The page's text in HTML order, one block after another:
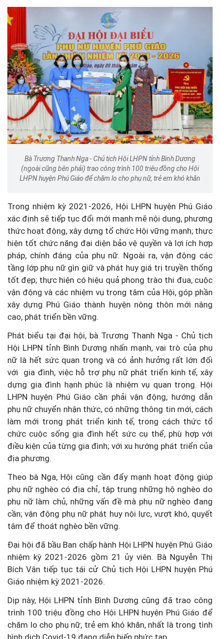
Bà Trương Thanh Nga - Chủ tịch Hội LHPN tỉnh Bình Dương
(ngoài cũng bên phải) trao công trình 100 triệu đồng cho Hội
LHPN huyện Phú Giáo để chăm lo cho phụ nữ, trẻ em khó khăn
Trong nhiệm kỳ 2021-2026, Hội LHPN huyện Phú Giáo
xác định sẽ tiếp tục đổi mới mạnh mẽ nội dung, phương
thức hoạt động, xây dựng tổ chức Hội vững mạnh; thực
hiện tốt chức năng đại diện bảo vệ quyền và lợi ích hợp
pháp, chính đáng của phụ nữ. Ngoài ra, vận động các
tầng lớp phụ nữ gìn giữ và phát huy giá trị truyền thống
tốt đẹp; thực hiện có hiệu quả phong trào thi đua, cuộc
vận động và các nhiệm vụ trọng tâm của Hội, góp phần
xây dựng Phú Giáo thành huyện nông thôn mới nâng
cao, phát triển bền vững.
Phát biểu tại đại hội, bà Trương Thanh Nga - Chủ tịch
Hội LHPN tỉnh Bình Dương nhấn mạnh, vai trò của phụ
nữ là hết sức quan trọng và có ảnh hưởng rất lớn đối
với gia đình, việc hỗ trợ phụ nữ phát triển kinh tế, xây
dựng gia đình hạnh phúc là nhiệm vụ quan trọng. Hội
LHPN huyện Phú Giáo cần phải vận động, hướng dẫn
phụ nữ chuyển nhận thức, có những thông tin mới, cách
làm mới trong phát triển kinh tế, trong cách thức tổ
chức cuộc sống gia đình hết sức cụ thể, phù hợp với
điều kiện của từng gia đình; với xu hướng phát triển của
địa phương.
Theo bà Nga, Hội cũng cần đẩy mạnh hoạt động giúp
phụ nữ nghèo có địa chỉ, tập trung những hộ nghèo do
phụ nữ làm chủ, những vấn đề mà phụ nữ nghèo đang
cần; vận động phụ nữ phát huy nội lực, vượt khó, quyết
tâm để thoát nghèo bền vững.
Đại hội đã bầu Ban chấp hành Hội LHPN huyện Phú Giáo
nhiệm kỳ 2021-2026 gồm 21 ủy viên. Bà Nguyễn Thị
Bích Vân tiếp tục tái cử Chủ tịch Hội LHPN huyện Phú
Giáo nhiệm kỳ 2021-2026.
Dịp này, Hội LHPN tỉnh Bình Dương cũng đã trao công
trình 100 triệu đồng cho Hội LHPN huyện Phú Giáo để
chăm lo cho phụ nữ, trẻ em khó khăn, nhất là trong tình
hình dịch Covid-19 đang diễn biến phức tạp.